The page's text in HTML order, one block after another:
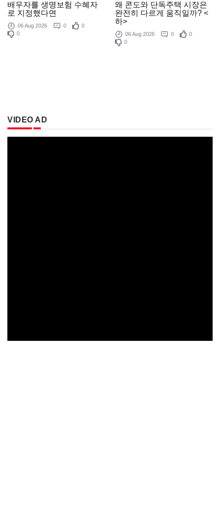
배우자를 생명보험 수혜자
로 지정했다면
06 Aug 2026 0
0
0
왜 콘도와 단독주택 시장은
완전히 다르게 움직일까? <
하>
06 Aug 2026 0
0
0
VIDEO AD